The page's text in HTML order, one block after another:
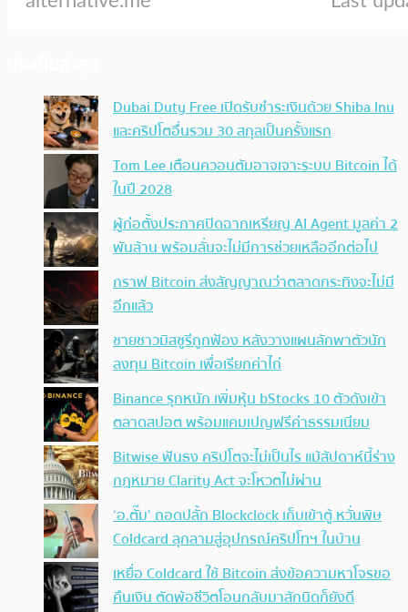
Dubai Duty Free เปิดรับชำระเงินด้วย Shiba Inu
และคริปโตอื่นรวม 30 สกุลเป็นครั้งแรก
Tom Lee เตือนควอนตัมอาจเจาะระบบ Bitcoin ได้
ในปี 2028
ผู้ก่อตั้งประกาศปิดฉากเหรียญ AI Agent มูลค่า 2
พันล้าน พร้อมลั่นจะไม่มีการช่วยเหลืออีกต่อไป
กราฟ Bitcoin ส่งสัญญาณว่าตลาดกระทิงจะไม่มี
อีกแล้ว
ชายชาวมิสซูรีถูกฟ้อง หลังวางแผนลักพาตัวนัก
ลงทุน Bitcoin เพื่อเรียกค่าไถ่
Binance รุกหนัก เพิ่มหุ้น bStocks 10 ตัวดังเข้า
ตลาดสปอต พร้อมแคมเปญฟรีค่าธรรมเนียม
Bitwise ฟันธง คริปโตจะไม่เป็นไร แม้สัปดาห์นี้ร่าง
กฎหมาย Clarity Act จะโหวตไม่ผ่าน
‘อ.ตั๊ม’ ถอดปลั้ก Blockclock เก็บเข้าตู้ หวั่นพิษ
Coldcard ลุกลามสู่อุปกรณ์คริปโทฯ ในบ้าน
เหยื่อ Coldcard ใช้ Bitcoin ส่งข้อความหาโจรขอ
คืนเงิน ตัดพ้อชีวิตโอนกลับมาสักนิดก็ยังดี